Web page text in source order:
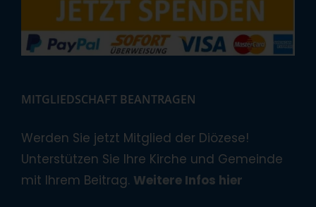
MITGLIEDSCHAFT BEANTRAGEN
Werden Sie jetzt Mitglied der Diözese!
Unterstützen Sie Ihre Kirche und Gemeinde
mit Ihrem Beitrag. Weitere Infos hier